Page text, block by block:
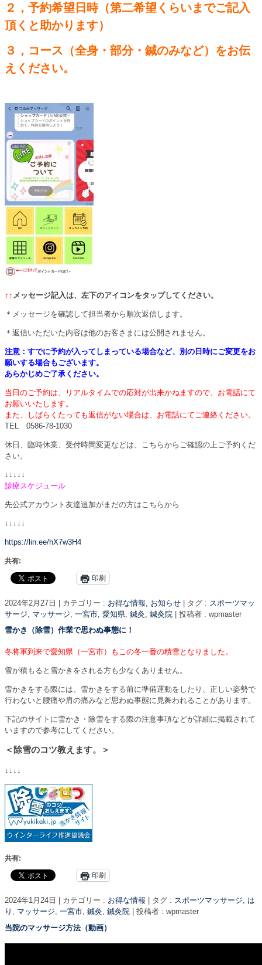
２，予約希望日時（第二希望くらいまでご記入
頂くと助かります）
３，コース（全身・部分・鍼のみなど）をお伝
えください。
↑↑ メッセージ記入は、左下のアイコンをタップしてください。
＊メッセージを確認して担当者から順次返信します。
＊返信いただいた内容は他のお客さまには公開されません。
注意：すでに予約が入ってしまっている場合など、別の日時にご変更をお
願いする場合もございます。
あらかじめご了承ください。
当日のご予約は、リアルタイムでの応対が出来かねますので、お電話にて
お願いいたします。
また、しばらくたっても返信がない場合は、お電話にてご連絡ください。
TEL 0586-78-1030
休日、臨時休業、受付時間変更などは、こちらからご確認の上ご予約くだ
さい。
↓↓↓↓↓
診療スケジュール
先公式アカウント友達追加がまだの方はこちらから
↓↓↓↓↓
https://lin.ee/hX7w3H4
共有:
印刷
2024年2月27日 | カテゴリー : お得な情報 お知らせ | タグ : スポーツマッ
サージ
マッサージ 一宮市 愛知県 鍼灸 鍼灸院 | 投稿者 : wpmaster
雪かき（除雪）作業で思わぬ事態に！
冬将軍到来で愛知県（一宮市）もこの冬一番の積雪となりました。
雪が積もると雪かきをされる方も少なくありません。
雪かきをする際には、雪かきをする前に準備運動をしたり、正しい姿勢で
行わないと腰痛や肩の痛みなど思わぬ事態に見舞われることがあります。
下記のサイトに雪かき・除雪をする際の注意事項などが詳細に掲載されて
いますので参考にしてください。
＜除雪のコツ教えます。＞
↓↓↓↓
共有:
印刷
2024年1月24日 カテゴリー : お得な情報 タグ : スポーツマッサージ
は
り
マッサージ 一宮市 鍼灸 鍼灸院
投稿者 : wpmaster
当院のマッサージ方法（動画）